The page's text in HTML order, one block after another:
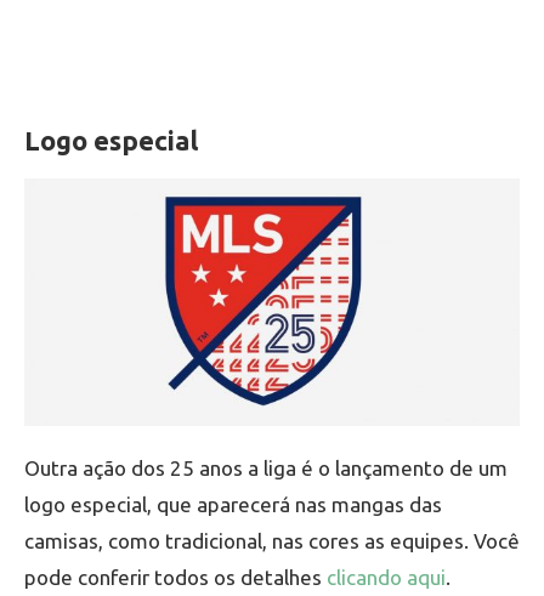
Logo especial
Outra ação dos 25 anos a liga é o lançamento de um
logo especial, que aparecerá nas mangas das
camisas, como tradicional, nas cores as equipes. Você
pode conferir todos os detalhes clicando aqui.